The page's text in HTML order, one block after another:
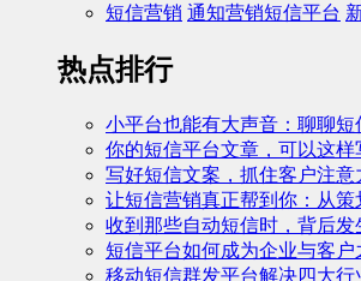
短信营销 通知营销短信平台
热点排行
小平台也能有大声音：聊聊
你的短信平台文章，可以这样
写好短信文案，抓住客户注意
让短信营销真正帮到你：从
收到那些自动短信时，背后发
短信平台如何成为企业与客户
移动短信群发平台解决四大行